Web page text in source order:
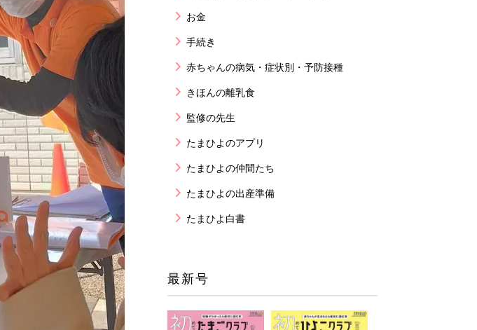
お金
手続き
赤ちゃんの病気・症状別・予防接種
きほんの離乳食
監修の先生
たまひよのアプリ
たまひよの仲間たち
たまひよの出産準備
たまひよ白書
最新号